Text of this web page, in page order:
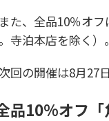
た、全品10％オフ
寺泊本店を除く）。
回の開催は8月27
品10%オフ